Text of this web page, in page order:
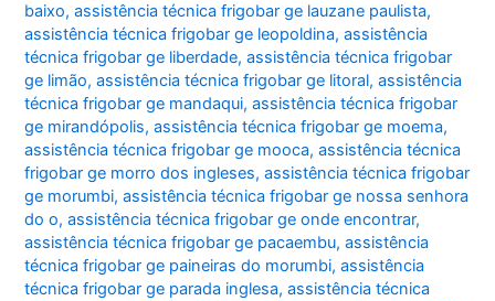
baixo,assistência técnica frigobar ge lauzane paulista,
assistência técnica frigobar ge leopoldina,assistência
técnica frigobar ge liberdade,assistência técnica frigobar
ge limão,assistência técnica frigobar ge litoral,assistência
técnica frigobar ge mandaqui,assistência técnica frigobar
ge mirandópolis,assistência técnica frigobar ge moema,
assistência técnica frigobar ge mooca,assistência técnica
frigobar ge morro dos ingleses,assistência técnica frigobar
ge morumbi,assistência técnica frigobar ge nossa senhora
do o,assistência técnica frigobar ge onde encontrar,
assistência técnica frigobar ge pacaembu,assistência
técnica frigobar ge paineiras do morumbi,assistência
técnica frigobar ge parada inglesa,assistência técnica